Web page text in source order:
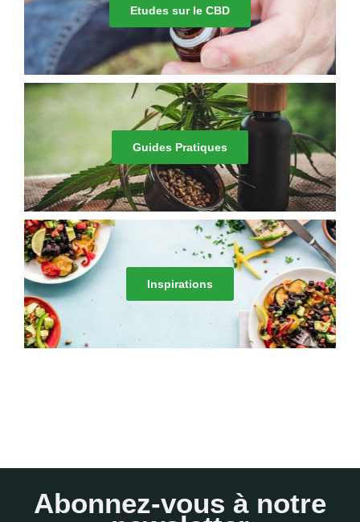
Etudes sur le CBD
Guides Pratiques
Inspirations
Abonnez-vous à notre